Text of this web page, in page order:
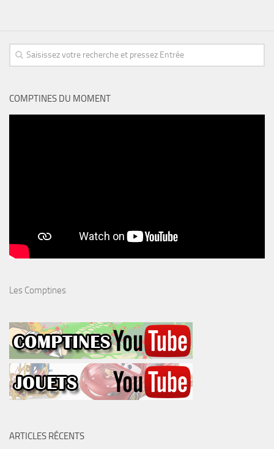
COMPTINES DU MOMENT
Les Comptines
ARTICLES RÉCENTS